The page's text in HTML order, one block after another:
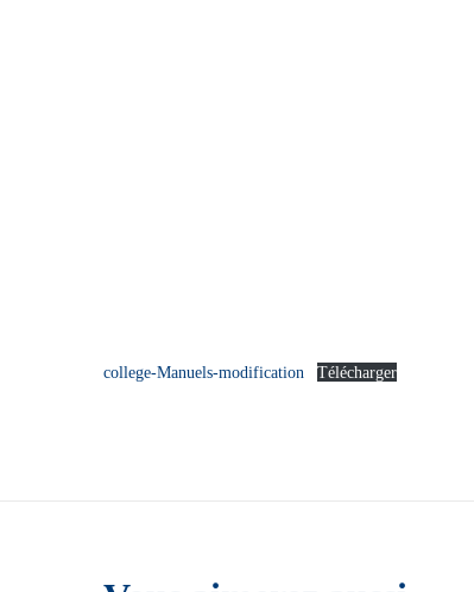
college-Manuels-modification Télécharger